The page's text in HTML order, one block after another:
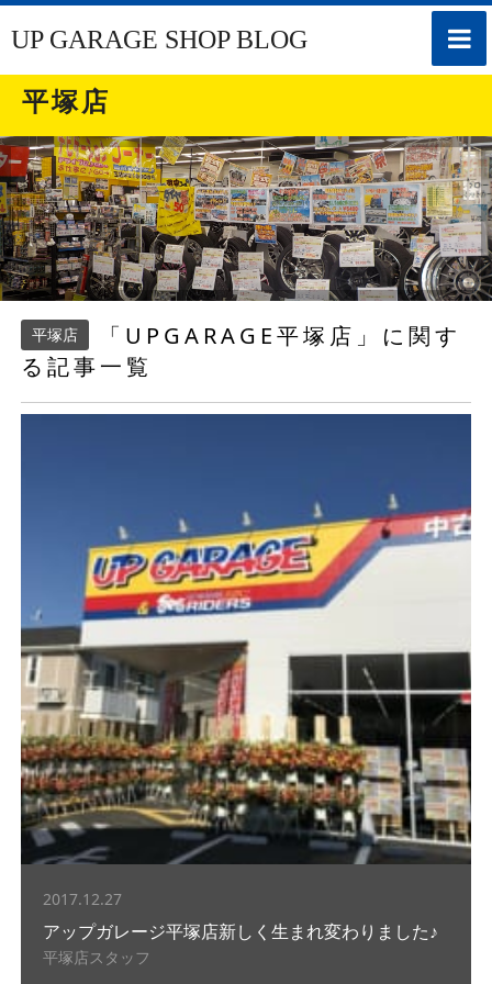
toggle
UP GARAGE SHOP BLOG
平塚店
平塚店
「UPGARAGE平塚店」に関す
る記事一覧
2017.12.27
アップガレージ平塚店新しく生まれ変わりました♪
平塚店スタッフ